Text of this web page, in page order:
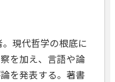
現代哲学の根底に
を加え、言語や論
を発表する。著書